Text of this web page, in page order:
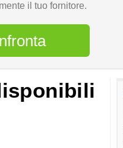
il tuo fornitore.